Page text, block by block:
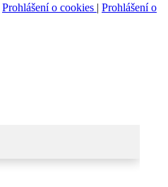
Prohlášení o cookies | Prohlášení o